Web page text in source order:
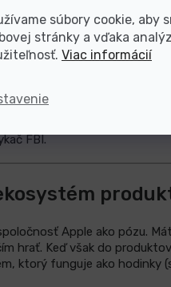
súbory cookie, aby
stránky a vďaka
Viac informácií
overovanie:Apple ID sa
atď. Ak teda niekto pozná
dvojfaktorového
číslo, na ktoré sa pri
svojich používateľov?
v telefóne mohli
FBI.
Apple ako pózu.
hrať. Keď však do
ktorý funguje ako hodinky